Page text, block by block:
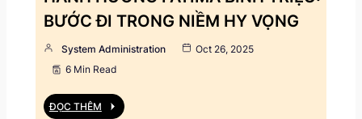
BƯỚC ĐI TRONG NIỀM HY VỌNG
System Administration
Oct 26, 2025
6 Min Read
ĐỌC THÊM